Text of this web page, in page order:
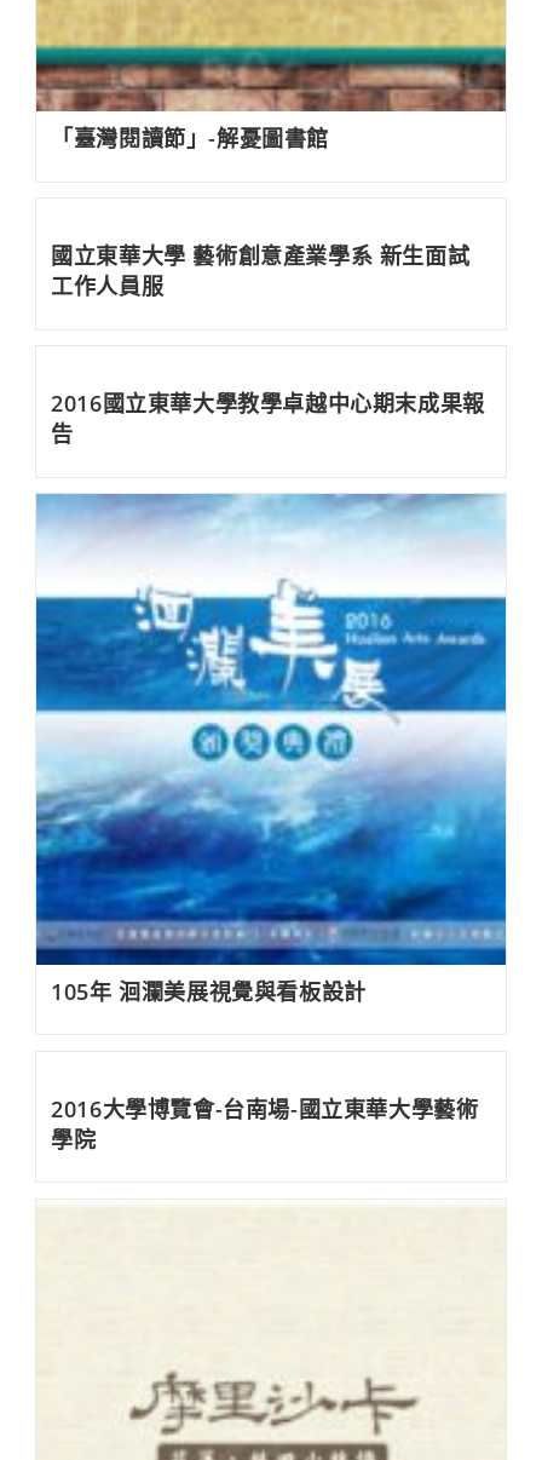
「臺灣閱讀節」-解憂圖書館
國立東華大學 藝術創意產業學系 新生面試
工作人員服
2016國立東華大學教學卓越中心期末成果報
告
105年 洄瀾美展視覺與看板設計
2016大學博覽會-台南場-國立東華大學藝術
學院